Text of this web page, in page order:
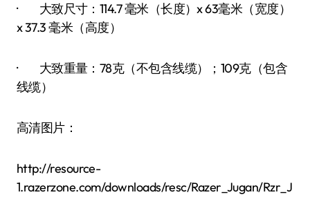
· 大致尺寸：114.7 毫米（长度）x 63毫米（宽度）
x 37.3 毫米（高度）
· 大致重量：78克（不包含线缆）；109克（包含
线缆）
高清图片：
http://resource-
1.razerzone.com/downloads/resc/Razer_Jugan/Rzr_J